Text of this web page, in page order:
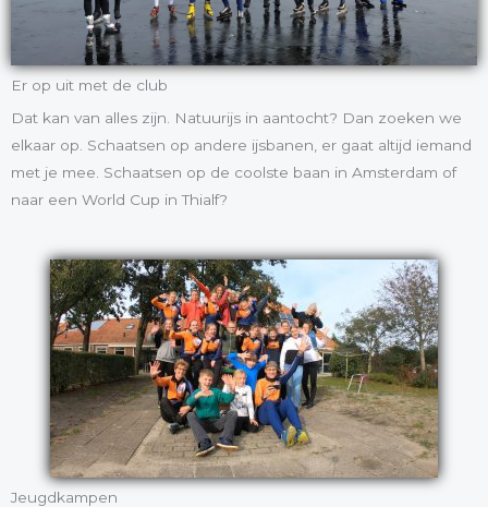
Er op uit met de club
Dat kan van alles zijn. Natuurijs in aantocht? Dan zoeken we
elkaar op. Schaatsen op andere ijsbanen, er gaat altijd iemand
met je mee. Schaatsen op de coolste baan in Amsterdam of
naar een World Cup in Thialf?
Jeugdkampen